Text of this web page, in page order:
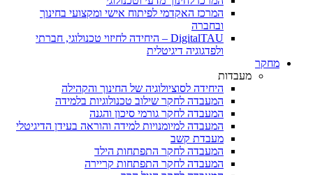
המרכז האקדמי לפיתוח אישי ומקצועי בחינוך
ובחברה
DigitalTAU – היחידה לחיזוי טכנולוגי, חברתי
ולפדגוגיה דיגיטלית
מחקר
מעבדות
היחידה לסוציולוגיה של החינוך והקהילה
המעבדה לחקר שילוב טכנולוגיות בלמידה
המעבדה לחקר גורמי סיכון והגנה
המעבדה למיומנויות למידה והוראה בעידן הדיגיטלי
מעבדת קשב
המעבדה לחקר התפתחות הילד
המעבדה לחקר התפתחות קריירה